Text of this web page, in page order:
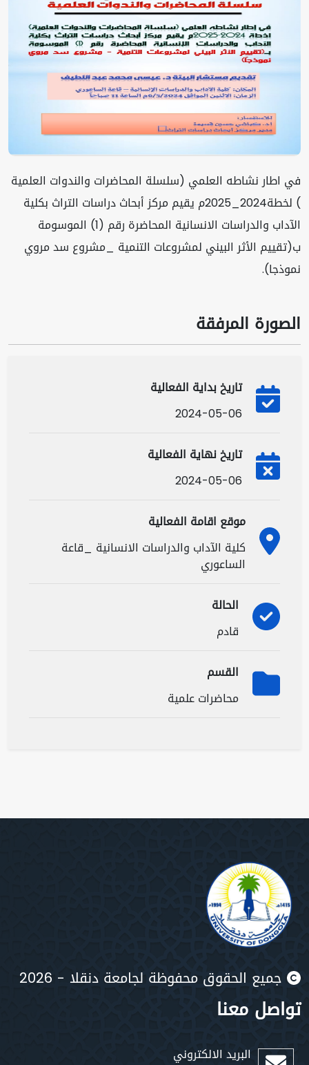
في اطار نشاطه العلمي (سلسلة المحاضرات والندوات العلمية
) لخطة2024_2025م يقيم مركز أبحاث دراسات التراث بكلية
الآداب والدراسات الانسانية المحاضرة رقم (1) الموسومة
ب(تقييم الأثر البيني لمشروعات التنمية _مشروع سد مروي
نموذجا).
الصورة المرفقة
تاريخ بداية الفعالية
2024-05-06
تاريخ نهاية الفعالية
2024-05-06
موقع اقامة الفعالية
كلية الآداب والدراسات الانسانية _قاعة
الساعوري
الحالة
قادم
القسم
محاضرات علمية
جميع الحقوق محفوظة لجامعة دنقلا - 2026
تواصل معنا
البريد الالكتروني